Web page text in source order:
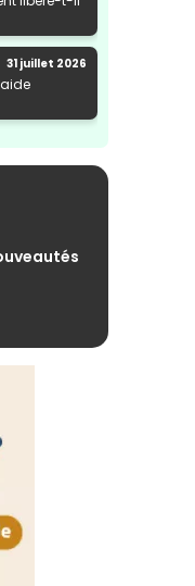
31 juillet 2026